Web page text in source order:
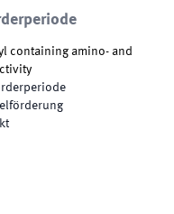
containing amino- and